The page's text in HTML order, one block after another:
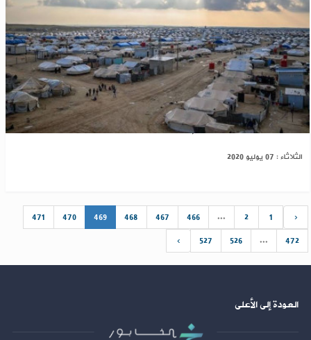
وفاة طفلين بمخيم الهول شرق الحسكة
الثلاثاء : 07 يوليو 2020
‹
1
2
...
466
467
468
469
470
471
472
...
526
527
›
العودة إلى الأعلى